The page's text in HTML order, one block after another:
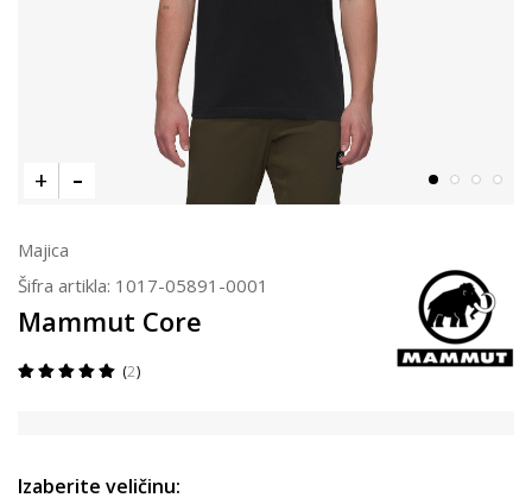
Majica
Šifra artikla: 1017-05891-0001
Mammut Core
2
Izaberite veličinu: